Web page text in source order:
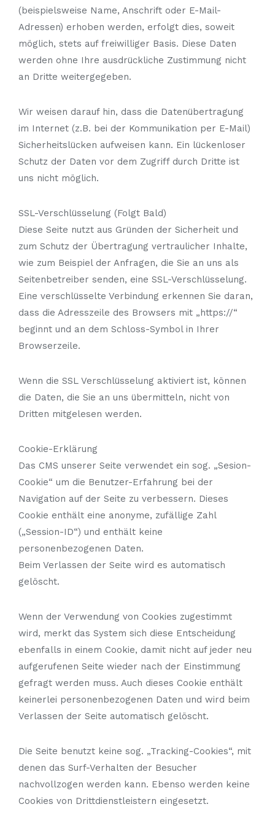
(beispielsweise Name, Anschrift oder E-Mail-
Adressen) erhoben werden, erfolgt dies, soweit
möglich, stets auf freiwilliger Basis. Diese Daten
werden ohne Ihre ausdrückliche Zustimmung nicht
an Dritte weitergegeben.
Wir weisen darauf hin, dass die Datenübertragung
im Internet (z.B. bei der Kommunikation per E-Mail)
Sicherheitslücken aufweisen kann. Ein lückenloser
Schutz der Daten vor dem Zugriff durch Dritte ist
uns nicht möglich.
SSL-Verschlüsselung (Folgt Bald)
Diese Seite nutzt aus Gründen der Sicherheit und
zum Schutz der Übertragung vertraulicher Inhalte,
wie zum Beispiel der Anfragen, die Sie an uns als
Seitenbetreiber senden, eine SSL-Verschlüsselung.
Eine verschlüsselte Verbindung erkennen Sie daran,
dass die Adresszeile des Browsers mit „https://“
beginnt und an dem Schloss-Symbol in Ihrer
Browserzeile.
Wenn die SSL Verschlüsselung aktiviert ist, können
die Daten, die Sie an uns übermitteln, nicht von
Dritten mitgelesen werden.
Cookie-Erklärung
Das CMS unserer Seite verwendet ein sog. „Sesion-
Cookie“ um die Benutzer-Erfahrung bei der
Navigation auf der Seite zu verbessern. Dieses
Cookie enthält eine anonyme, zufällige Zahl
(„Session-ID“) und enthält keine
personenbezogenen Daten.
Beim Verlassen der Seite wird es automatisch
gelöscht.
Wenn der Verwendung von Cookies zugestimmt
wird, merkt das System sich diese Entscheidung
ebenfalls in einem Cookie, damit nicht auf jeder neu
aufgerufenen Seite wieder nach der Einstimmung
gefragt werden muss. Auch dieses Cookie enthält
keinerlei personenbezogenen Daten und wird beim
Verlassen der Seite automatisch gelöscht.
Die Seite benutzt keine sog. „Tracking-Cookies“, mit
denen das Surf-Verhalten der Besucher
nachvollzogen werden kann. Ebenso werden keine
Cookies von Drittdienstleistern eingesetzt.